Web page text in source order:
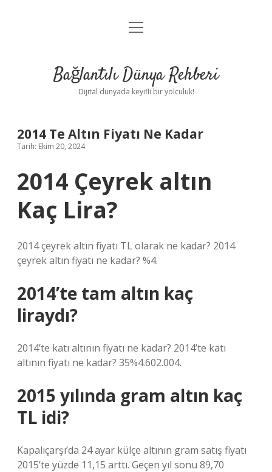
Anasayfa
Yasal Uyarı
menüyü
Bağlantılı Dünya Rehberi
Dijital dünyada keyifli bir yolculuk!
2014 Te Altın Fiyatı Ne Kadar
Tarih: Ekim 20, 2024
2014 Çeyrek altın
Kaç Lira?
2014 çeyrek altın fiyatı TL olarak ne kadar? 2014
çeyrek altın fiyatı ne kadar? %4.
2014’te tam altın kaç
liraydı?
2014’te katı altının fiyatı ne kadar? 2014’te katı
altının fiyatı ne kadar? 35%4.602.004.
2015 yılında gram altın kaç
TL idi?
Kapalıçarşı’da 24 ayar külçe altının gram satış fiyatı
2015’te yüzde 11,15 arttı. Geçen yıl sonu 89,70